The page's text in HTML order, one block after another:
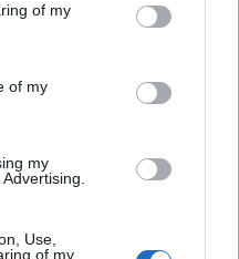
You may click to
its third-party tags to
purposes in below Google
of my
of my
my
Use,
of my
i vincitori del